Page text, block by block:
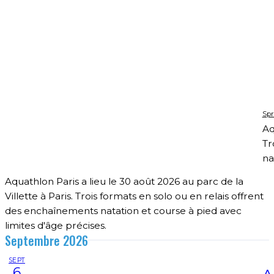
Aquathlon Paris a lieu le 30 août 2026 au parc de la
Villette à Paris. Trois formats en solo ou en relais offrent
des enchaînements natation et course à pied avec
limites d'âge précises.
Septembre 2026
SEPT